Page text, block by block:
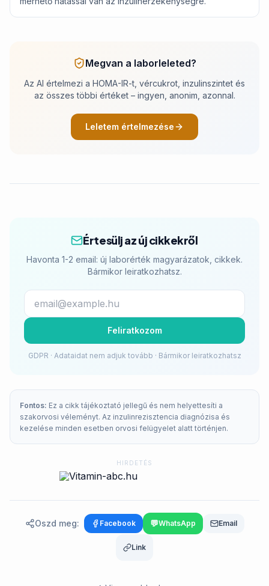
Megvan a laborleleted?
Az AI értelmezi a HOMA-IR-t, vércukrot, inzulinszintet és
az összes többi értéket – ingyen, anonim, azonnal.
Leletem értelmezése
Értesülj az új cikkekről
Havonta 1-2 email: új laborérték magyarázatok, cikkek.
Bármikor leiratkozhatsz.
Feliratkozom
GDPR · Adataidat nem adjuk tovább · Bármikor leiratkozhatsz
Fontos: Ez a cikk tájékoztató jellegű és nem helyettesíti a
szakorvosi véleményt. Az inzulinrezisztencia diagnózisa és
kezelése minden esetben orvosi felügyelet alatt történjen.
HIRDETÉS
Oszd meg: Facebook 💬WhatsApp Email
Link